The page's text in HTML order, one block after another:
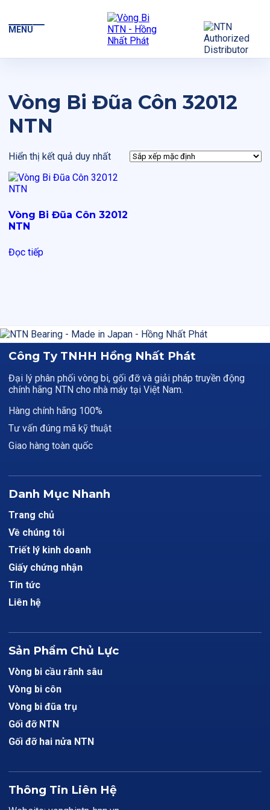
MENU
Vòng Bi Đũa Côn 32012
NTN
Hiển thị kết quả duy nhất
Vòng Bi Đũa Côn 32012
NTN
Đọc tiếp
Công Ty TNHH Hồng Nhất Phát
Đại lý phân phối vòng bi, gối đỡ và giải pháp truyền động
chính hãng NTN cho nhà máy tại Việt Nam.
Hàng chính hãng 100%
Tư vấn đúng mã kỹ thuật
Giao hàng toàn quốc
Danh Mục Nhanh
Trang chủ
Về chúng tôi
Triết lý kinh doanh
Giấy chứng nhận
Tin tức
Liên hệ
Sản Phẩm Chủ Lực
Vòng bi cầu rãnh sâu
Vòng bi côn
Vòng bi đũa trụ
Gối đỡ NTN
Gối đỡ hai nửa NTN
Thông Tin Liên Hệ